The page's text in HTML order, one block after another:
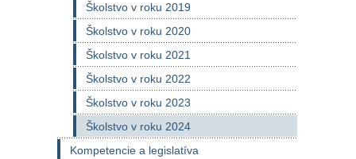
Školstvo v roku 2019
Školstvo v roku 2020
Školstvo v roku 2021
Školstvo v roku 2022
Školstvo v roku 2023
Školstvo v roku 2024
Kompetencie a legislatíva